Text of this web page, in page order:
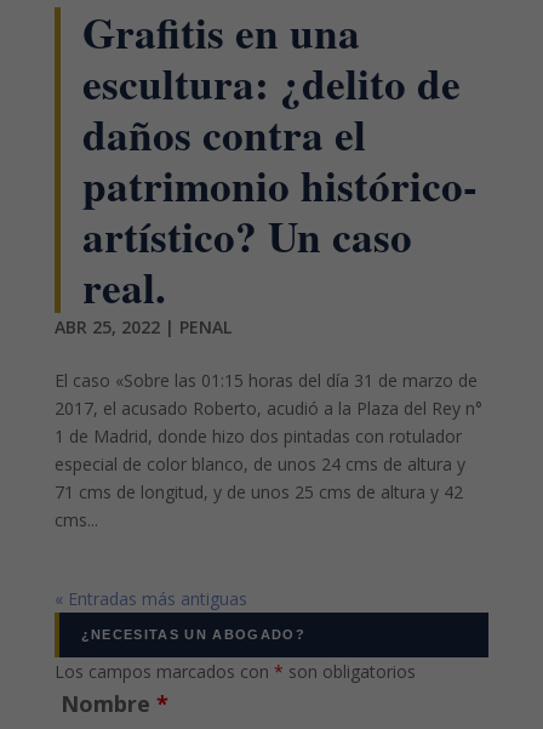
Grafitis en una
escultura: ¿delito de
daños contra el
patrimonio histórico-
artístico? Un caso
real.
ABR 25, 2022| PENAL
El caso «Sobre las 01:15 horas del día 31 de marzo de
2017, el acusado Roberto, acudió a la Plaza del Rey n°
1 de Madrid, donde hizo dos pintadas con rotulador
especial de color blanco, de unos 24 cms de altura y
71 cms de longitud, y de unos 25 cms de altura y 42
cms...
« Entradas más antiguas
¿NECESITAS UN ABOGADO?
Los campos marcados con * son obligatorios
Nombre *